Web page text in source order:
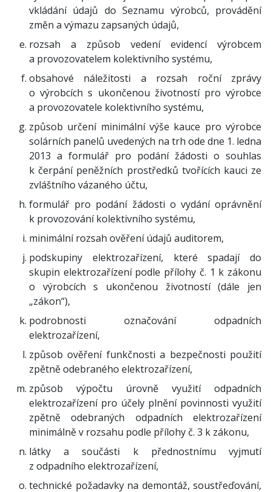
vkládání údajů do Seznamu výrobců, provádění
změn a výmazu zapsaných údajů,
rozsah a způsob vedení evidencí výrobcem
a provozovatelem kolektivního systému,
obsahové náležitosti a rozsah roční zprávy
o výrobcích s ukončenou životností pro výrobce
a provozovatele kolektivního systému,
způsob určení minimální výše kauce pro výrobce
solárních panelů uvedených na trh ode dne 1. ledna
2013 a formulář pro podání žádosti o souhlas
k čerpání peněžních prostředků tvořících kauci ze
zvláštního vázaného účtu,
formulář pro podání žádosti o vydání oprávnění
k provozování kolektivního systému,
minimální rozsah ověření údajů auditorem,
podskupiny elektrozařízení, které spadají do
skupin elektrozařízení podle přílohy č. 1 k zákonu
o výrobcích s ukončenou životností (dále jen
„zákon“),
podrobnosti označování odpadních
elektrozařízení,
způsob ověření funkčnosti a bezpečnosti použití
zpětně odebraného elektrozařízení,
způsob výpočtu úrovně využití odpadních
elektrozařízení pro účely plnění povinnosti využití
zpětně odebraných odpadních elektrozařízení
minimálně v rozsahu podle přílohy č. 3 k zákonu,
látky a součásti k přednostnímu vyjmutí
z odpadního elektrozařízení,
technické požadavky na demontáž, soustřeďování,